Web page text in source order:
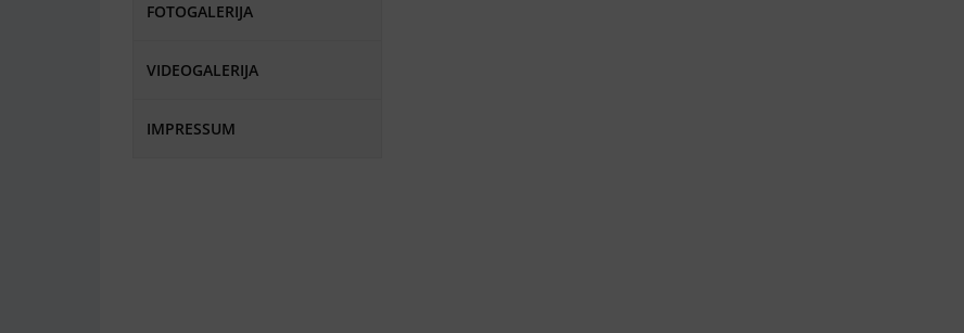
FOTOGALERIJA
VIDEOGALERIJA
IMPRESSUM